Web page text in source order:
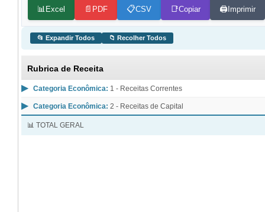
📊 Excel 📄 PDF 📋CSV 📑Copiar 🖨️Imprimir
📂 Expandir Todos 📁 Recolher Todos
Rubrica de Receita
▶ Categoria Econômica: 1 - Receitas Correntes
▶ Categoria Econômica: 2 - Receitas de Capital
📊 TOTAL GERAL